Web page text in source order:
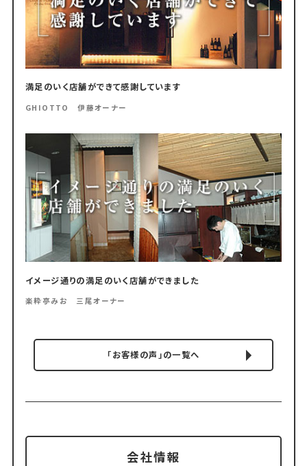
満足のいく店舗ができて感謝しています
GHIOTTO 伊藤オーナー
イメージ通りの満足のいく店舗ができました
楽粋亭みお 三尾オーナー
「お客様の声」の一覧へ
会社情報